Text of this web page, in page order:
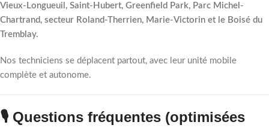
Vieux-Longueuil, Saint-Hubert, Greenfield Park, Parc Michel-
Chartrand, secteur Roland-Therrien, Marie-Victorin et le Boisé du
Tremblay.
Nos techniciens se déplacent partout, avec leur unité mobile
complète et autonome.
🎙️ Questions fréquentes (optimisées